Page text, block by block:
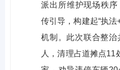
派出所维护现场秩
传引导，构建起“执法
机制。此次联合整
人，清理占道摊点11